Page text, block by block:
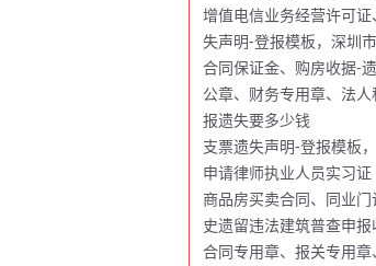
增值电信业务经营许可
失声明-登报模板，深圳
合同保证金、购房收据-
公章、财务专用章、法
报遗失要多少钱
支票遗失声明-登报模板
申请律师执业人员实习证
商品房买卖合同、同业
史遗留违法建筑普查申
合同专用章、报关专用